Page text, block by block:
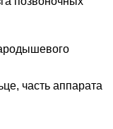
часть аппарата